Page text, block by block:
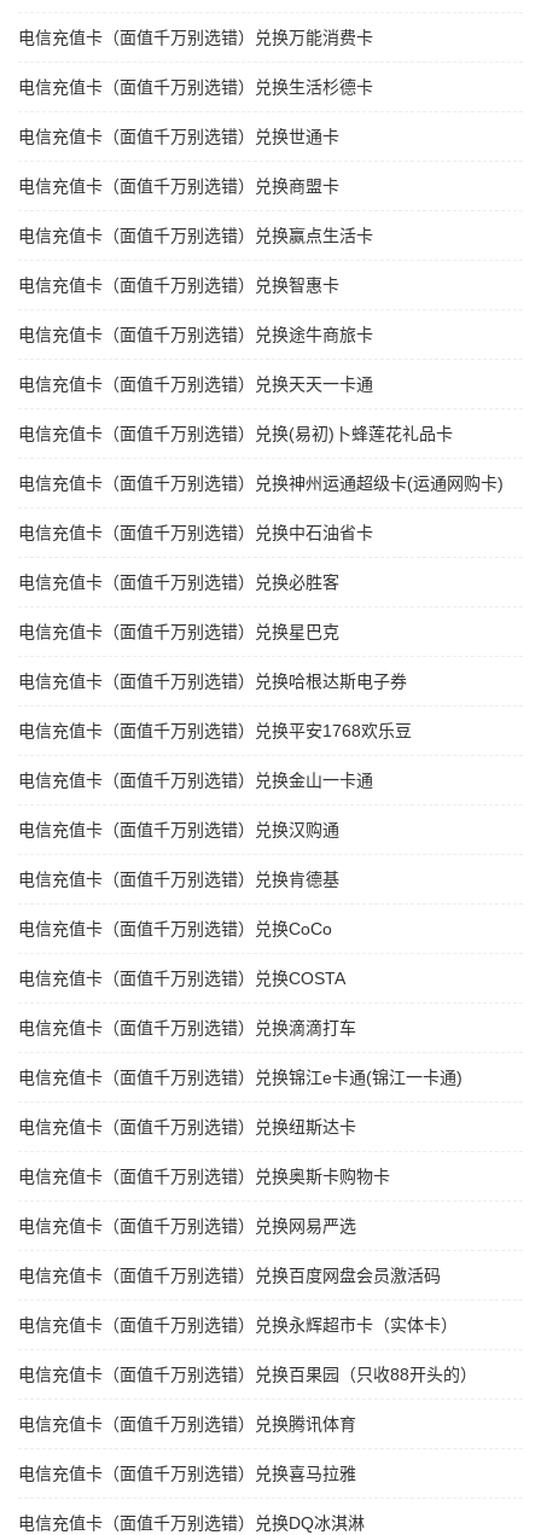
电信充值卡（面值千万别选错）兑换万能消费卡
电信充值卡（面值千万别选错）兑换生活杉德卡
电信充值卡（面值千万别选错）兑换世通卡
电信充值卡（面值千万别选错）兑换商盟卡
电信充值卡（面值千万别选错）兑换赢点生活卡
电信充值卡（面值千万别选错）兑换智惠卡
电信充值卡（面值千万别选错）兑换途牛商旅卡
电信充值卡（面值千万别选错）兑换天天一卡通
电信充值卡（面值千万别选错）兑换(易初)卜蜂莲花礼品卡
电信充值卡（面值千万别选错）兑换神州运通超级卡(运通网购卡)
电信充值卡（面值千万别选错）兑换中石油省卡
电信充值卡（面值千万别选错）兑换必胜客
电信充值卡（面值千万别选错）兑换星巴克
电信充值卡（面值千万别选错）兑换哈根达斯电子券
电信充值卡（面值千万别选错）兑换平安1768欢乐豆
电信充值卡（面值千万别选错）兑换金山一卡通
电信充值卡（面值千万别选错）兑换汉购通
电信充值卡（面值千万别选错）兑换肯德基
电信充值卡（面值千万别选错）兑换CoCo
电信充值卡（面值千万别选错）兑换COSTA
电信充值卡（面值千万别选错）兑换滴滴打车
电信充值卡（面值千万别选错）兑换锦江e卡通(锦江一卡通)
电信充值卡（面值千万别选错）兑换纽斯达卡
电信充值卡（面值千万别选错）兑换奥斯卡购物卡
电信充值卡（面值千万别选错）兑换网易严选
电信充值卡（面值千万别选错）兑换百度网盘会员激活码
电信充值卡（面值千万别选错）兑换永辉超市卡（实体卡）
电信充值卡（面值千万别选错）兑换百果园（只收88开头的）
电信充值卡（面值千万别选错）兑换腾讯体育
电信充值卡（面值千万别选错）兑换喜马拉雅
电信充值卡（面值千万别选错）兑换DQ冰淇淋